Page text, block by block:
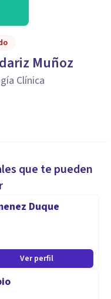
Muñoz
Clínica
que te pueden
Duque
Ver perfil